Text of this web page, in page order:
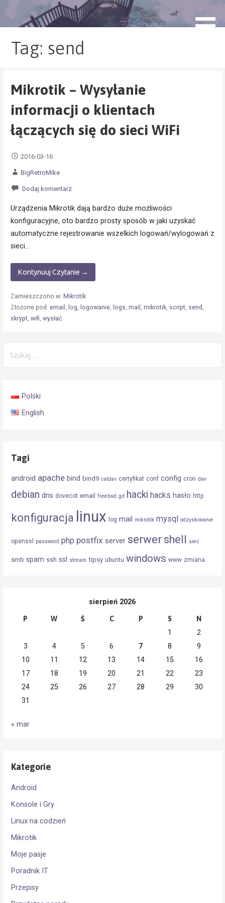
blog.monogatari.pl
Tag: send
Mikrotik – Wysyłanie
informacji o klientach
łączących się do sieci WiFi
2016-03-16
BigRetroMike
Dodaj komentarz
Urządzenia Mikrotik dają bardzo duże możliwości
konfiguracyjne, oto bardzo prosty sposób w jaki uzyskać
automatyczne rejestrowanie wszelkich logowań/wylogowań z
sieci…
Kontynuuj Czytanie →
Zamieszczono w: Mikrotik
Złożone pod: email , log, logowanie, logs, mail , mikrotik, script, send ,
skrypt, wifi, wysłać
Polski
English
Tagi
android apache bind bind9 caldav certyfikat conf config cron dav
debian dns dovecot email freebsd git hacki hacks hasło http
konfiguracja linux log mail mikrotik mysql odzyskiwanie
openssl password php postfix server serwer shell sieć
smb spam ssh ssl stream tipsy ubuntu windows www zmiana
sierpień 2026
P W Ś C P S N
1
2
3
4 5 6 7 8
9
10
11 12 13 14 15
16
17
18 19 20 21 22
23
24
25 26 27 28 29
30
31
« mar
Kategorie
Android
Konsole i Gry
Linux na codzień
Mikrotik
Moje pasje
Poradnik IT
Przepisy